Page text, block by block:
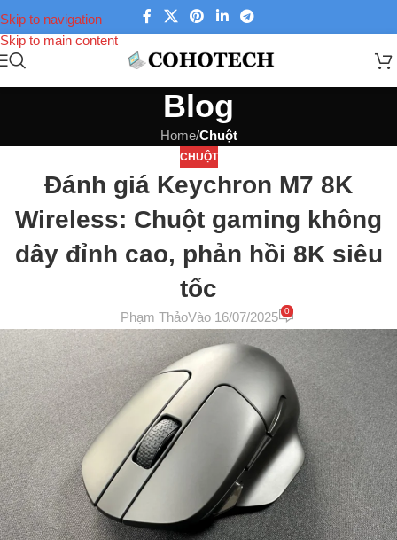
Skip to navigation
Skip to main content
Blog
Home/Chuột
CHUỘT
Đánh giá Keychron M7 8K
Wireless: Chuột gaming không
dây đỉnh cao, phản hồi 8K siêu
tốc
Phạm ThảoVào 16/07/2025 0